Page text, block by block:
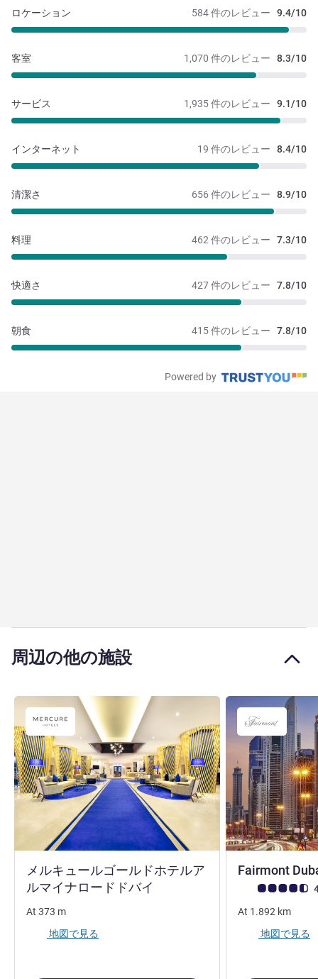
584 件のレビュー 9.4/10
ロケーション
1,070 件のレビュー 8.3/10
客室
1,935 件のレビュー 9.1/10
サービス
19 件のレビュー 8.4/10
インターネット
656 件のレビュー 8.9/10
清潔さ
462 件のレビュー 7.3/10
料理
427 件のレビュー 7.8/10
快適さ
415 件のレビュー 7.8/10
朝食
Powered by
周辺の他の施設
メルキュールゴールドホテルア
ルマイナロードドバイ
At 373 m
地図で見る
Fairmont
お客さまの声 (
At 1.892 km
地図で見る